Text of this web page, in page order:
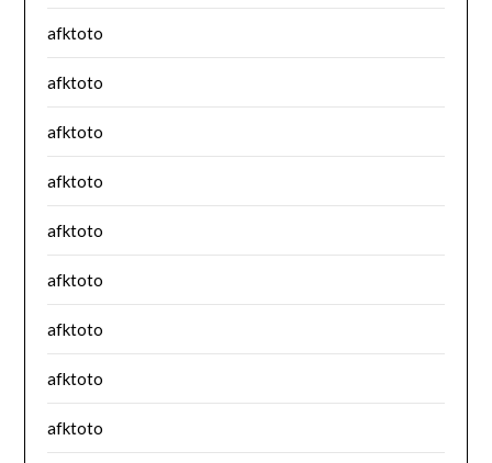
afktoto
afktoto
afktoto
afktoto
afktoto
afktoto
afktoto
afktoto
afktoto